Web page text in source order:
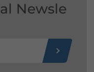
Newsle